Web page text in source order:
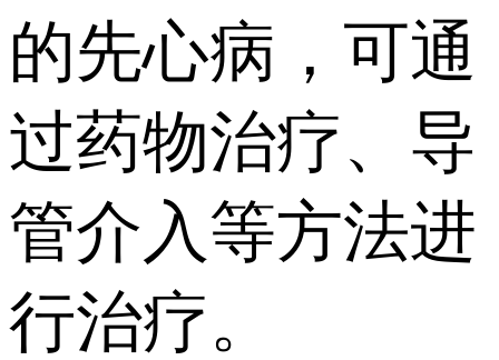
的先心病，可通
过药物治疗、导
管介入等方法进
行治疗。